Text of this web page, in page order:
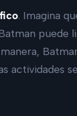
. Imagina
actividades